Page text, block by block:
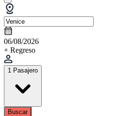
06/08/2026
+ Regreso
1 Pasajero
Buscar